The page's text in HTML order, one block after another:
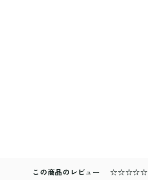
この商品のレビュー ☆☆☆☆☆